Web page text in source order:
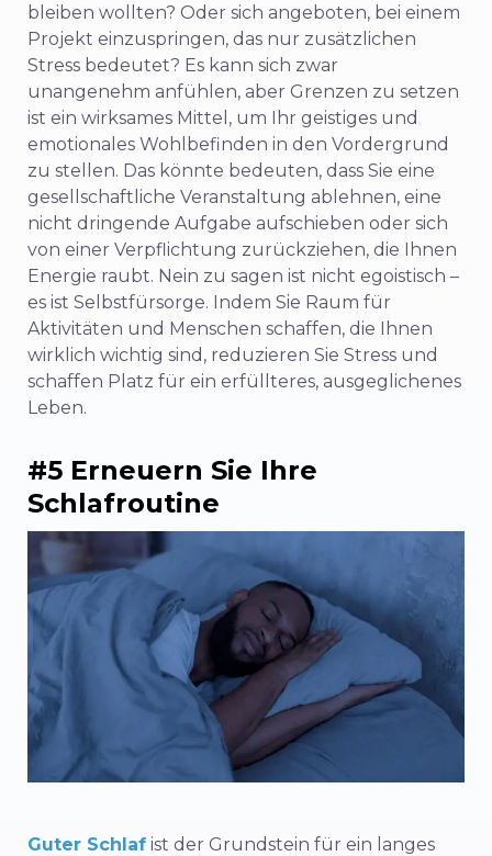
bleiben wollten? Oder sich angeboten, bei einem
Projekt einzuspringen, das nur zusätzlichen
Stress bedeutet? Es kann sich zwar
unangenehm anfühlen, aber Grenzen zu setzen
ist ein wirksames Mittel, um Ihr geistiges und
emotionales Wohlbefinden in den Vordergrund
zu stellen. Das könnte bedeuten, dass Sie eine
gesellschaftliche Veranstaltung ablehnen, eine
nicht dringende Aufgabe aufschieben oder sich
von einer Verpflichtung zurückziehen, die Ihnen
Energie raubt. Nein zu sagen ist nicht egoistisch –
es ist Selbstfürsorge. Indem Sie Raum für
Aktivitäten und Menschen schaffen, die Ihnen
wirklich wichtig sind, reduzieren Sie Stress und
schaffen Platz für ein erfüllteres, ausgeglichenes
Leben.
#5 Erneuern Sie Ihre
Schlafroutine
Guter Schlaf ist der Grundstein für ein langes